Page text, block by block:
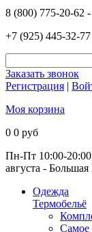
8 (800) 775-20-62
+7 (925) 445-32-
Заказать звонок
Регистрация |
Моя корзина
0 0 руб
Пн-Пт 10:00-
августа -
Одежда
Термобельё
Самое